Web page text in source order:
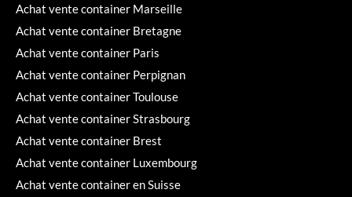
Achat vente container Marseille
Achat vente container Bretagne
Achat vente container Paris
Achat vente container Perpignan
Achat vente container Toulouse
Achat vente container Strasbourg
Achat vente container Brest
Achat vente container Luxembourg
Achat vente container en Suisse